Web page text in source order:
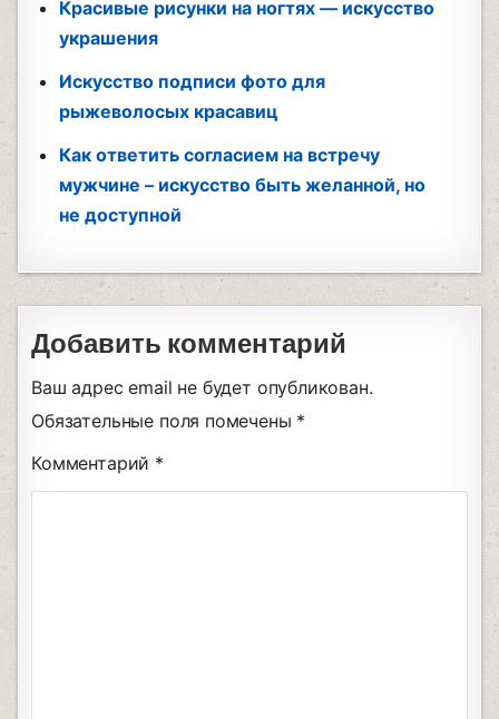
Красивые рисунки на ногтях — искусство
украшения
Искусство подписи фото для
рыжеволосых красавиц
Как ответить согласием на встречу
мужчине – искусство быть желанной, но
не доступной
Добавить комментарий
Ваш адрес email не будет опубликован.
Обязательные поля помечены *
Комментарий *